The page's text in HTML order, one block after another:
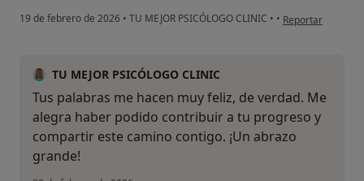
19 de febrero de 2026 • TU MEJOR PSICÓLOGO CLINIC • • en opinión del
Reportar
TU MEJOR PSICÓLOGO CLINIC
Tus palabras me hacen muy feliz, de verdad. Me
alegra haber podido contribuir a tu progreso y
compartir este camino contigo. ¡Un abrazo
grande!